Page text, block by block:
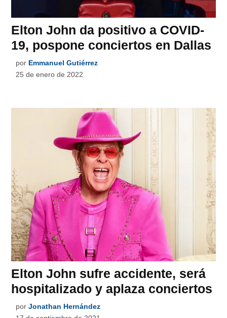
Elton John da positivo a COVID-
19, pospone conciertos en Dallas
por Emmanuel Gutiérrez
25 de enero de 2022
Elton John sufre accidente, será
hospitalizado y aplaza conciertos
por Jonathan Hernández